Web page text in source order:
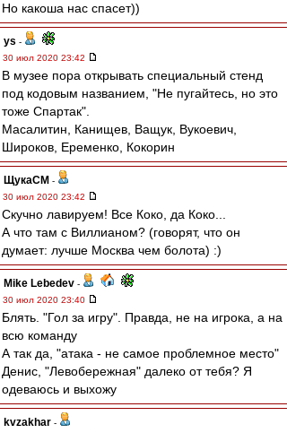
Но какоша нас спасет))
ys -
30 июл 2020 23:42
В музее пора открывать специальный стенд
под кодовым названием, "Не пугайтесь, но это
тоже Спартак".
Масалитин, Канищев, Ващук, Вукоевич,
Широков, Еременко, Кокорин
ЩукаСМ -
30 июл 2020 23:42
Скучно лавируем! Все Коко, да Коко...
А что там с Виллианом? (говорят, что он
думает: лучше Москва чем болота) :)
Mike Lebedev -
30 июл 2020 23:40
Блять. "Гол за игру". Правда, не на игрока, а на
всю команду
А так да, "атака - не самое проблемное место"
Денис, "Левобережная" далеко от тебя? Я
одеваюсь и выхожу
kvzakhar -